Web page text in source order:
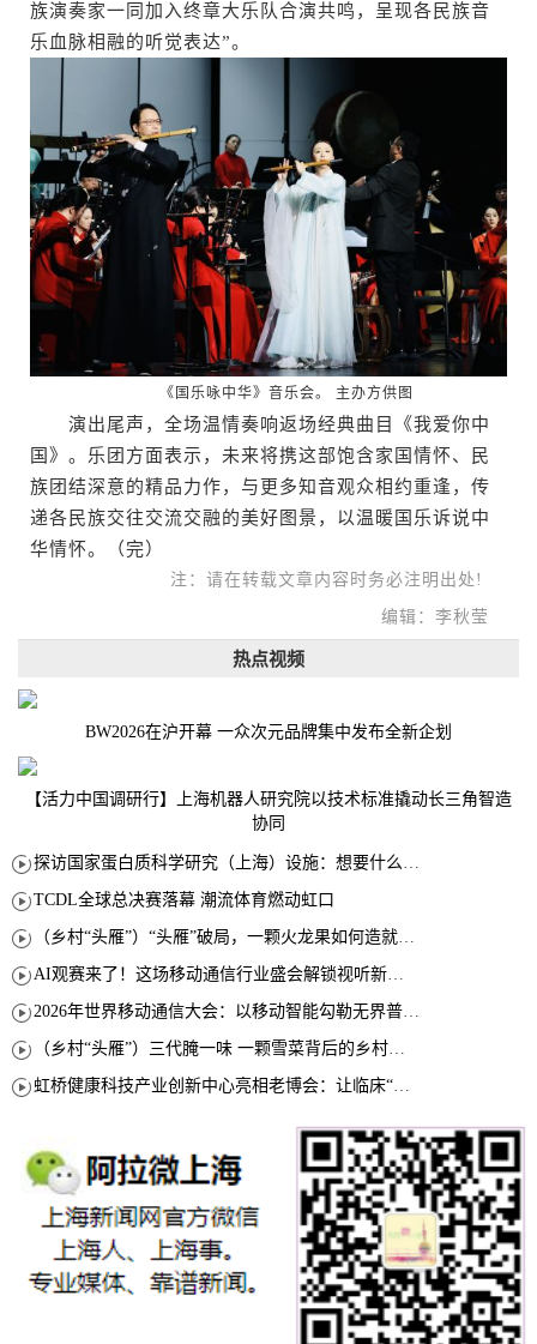
族演奏家一同加入终章大乐队合演共鸣，呈现各民族音
乐血脉相融的听觉表达”。
《国乐咏中华》音乐会。 主办方供图
演出尾声，全场温情奏响返场经典曲目《我爱你中
国》。乐团方面表示，未来将携这部饱含家国情怀、民
族团结深意的精品力作，与更多知音观众相约重逢，传
递各民族交往交流交融的美好图景，以温暖国乐诉说中
华情怀。（完）
注：请在转载文章内容时务必注明出处!
编辑：李秋莹
热点视频
BW2026在沪开幕 一众次元品牌集中发布全新企划
【活力中国调研行】上海机器人研究院以技术标准撬动长三角智造
协同
TCDL全球总决赛落幕 潮流体育燃动虹口